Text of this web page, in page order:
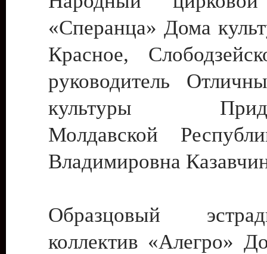
«Сперанца» Дома
Красное,
руководитель
культуры
Молдавской
Владимировна
Образцовый
коллектив «Алегро»